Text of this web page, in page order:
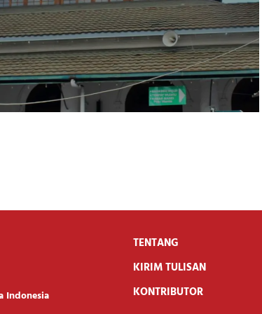
Indonesia
TENTANG
KIRIM TULISAN
KONTRIBUTOR